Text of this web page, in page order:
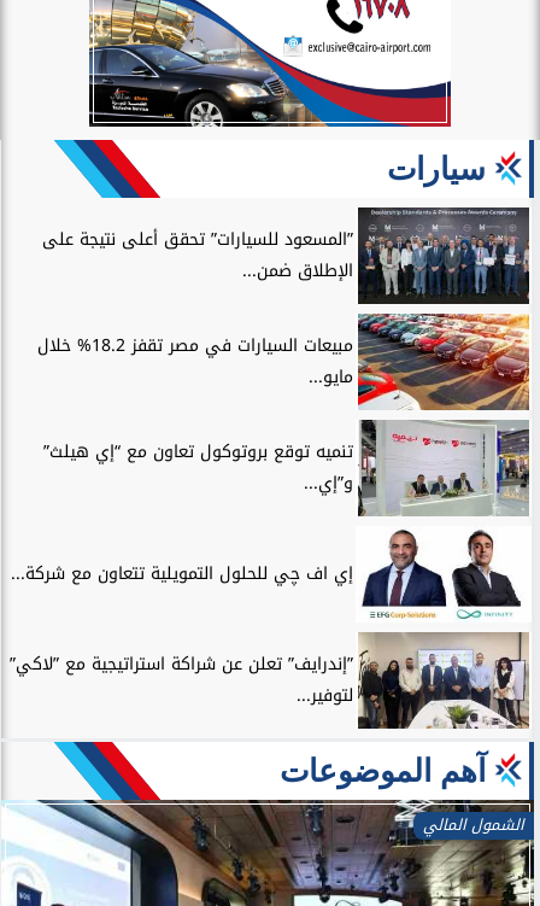
سيارات
”المسعود للسيارات” تحقق أعلى نتيجة على
الإطلاق ضمن...
مبيعات السيارات في مصر تقفز 18.2% خلال
مايو...
تنميه توقع بروتوكول تعاون مع “إي هيلث”
و”إي...
إي اف چي للحلول التمويلية تتعاون مع شركة...
”إندرايف” تعلن عن شراكة استراتيجية مع ”لاكي”
لتوفير...
آهم الموضوعات
الشمول المالي